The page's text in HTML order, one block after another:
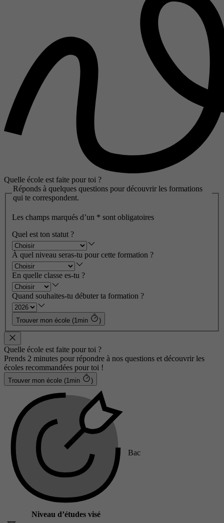
Quelle école est faite pour toi ?
Réponds à quelques questions pour découvrir les formations
qui te correspondent.
Les champs marqués d’un * sont obligatoires
Quel est ton statut ?
À quel niveau seras-tu pour cette formation ?
En quelle classe es-tu ?
Quand souhaites-tu débuter ta formation ?
Trouver mon école (1min )
Quelle école est faite pour toi ?
Prends 2 minutes pour répondre à nos questions et découvrir les
écoles recommandées pour toi !
Trouver mon école (1min )
Niveau d’études visé
Bac